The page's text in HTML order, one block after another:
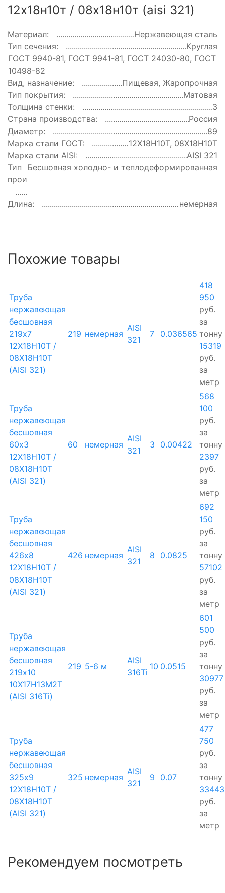
12х18н10т / 08х18н10т (aisi 321)
Материал:
Нержавеющая сталь
Тип сечения:
Круглая
ГОСТ:
ГОСТ 9940-81, ГОСТ 9941-81, ГОСТ 24030-80, ГОСТ
10498-82
Вид, назначение:
Пищевая, Жаропрочная
Тип покрытия:
Матовая
Толщина стенки:
3
Страна производства:
Россия
Диаметр:
89
Марка стали ГОСТ:
12Х18Н10Т, 08Х18Н10Т
Марка стали AISI:
AISI 321
Тип
производства:
Бесшовная холодно- и теплодеформированная
Длина: немерная
Похожие товары
Труба
нержавеющая
бесшовная
219х7
12Х18Н10Т /
08Х18Н10Т
(AISI 321)
219 немерная
AISI
321
7 0.036565
418
950
руб.
за
тонну
15319
руб.
за
метр
Труба
нержавеющая
бесшовная
60х3
12Х18Н10Т /
08Х18Н10Т
(AISI 321)
60 немерная
AISI
321
3 0.00422
568
100
руб.
за
тонну
2397
руб.
за
метр
Труба
нержавеющая
бесшовная
426х8
12Х18Н10Т /
08Х18Н10Т
(AISI 321)
426 немерная
AISI
321
8 0.0825
692
150
руб.
за
тонну
57102
руб.
за
метр
Труба
нержавеющая
бесшовная
219х10
10Х17Н13М2Т
(AISI 316Ti)
219 5-6 м
AISI
316Ti
10 0.0515
601
500
руб.
за
тонну
30977
руб.
за
метр
Труба
нержавеющая
бесшовная
325х9
12Х18Н10Т /
08Х18Н10Т
(AISI 321)
325 немерная
AISI
321
9 0.07
477
750
руб.
за
тонну
33443
руб.
за
метр
Рекомендуем посмотреть